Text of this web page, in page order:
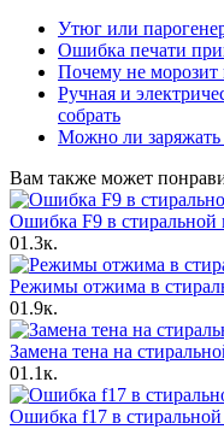
Утюг или
Ошибка печати
Почему не морозит
Ручная и
собрать
Можно ли заряжать
Вам также может
Ошибка F9 в
01.3к.
Режимы отжима в
01.9к.
Замена тена на
01.1к.
Ошибка f17 в